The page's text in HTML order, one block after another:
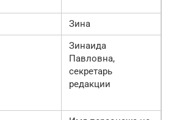
Зина
Зинаида
Павловна,
секретарь
редакции